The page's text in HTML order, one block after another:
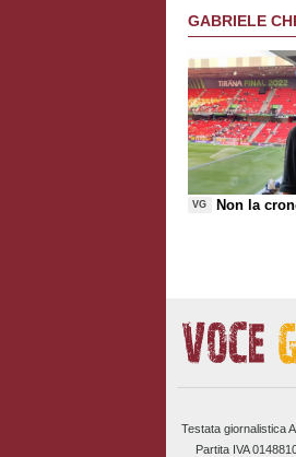
GABRIELE
VG Non la
Testata giornalistica
Partita IVA